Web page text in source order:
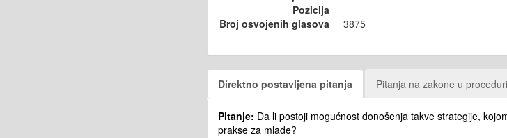
Pozicija
Broj osvojenih glasova
3875
Direktno postavljena pitanja Pitanja na zakone u proceduri
Pitanje: Da li postoji mogućnost donošenja takve strategije,
prakse za mlade?